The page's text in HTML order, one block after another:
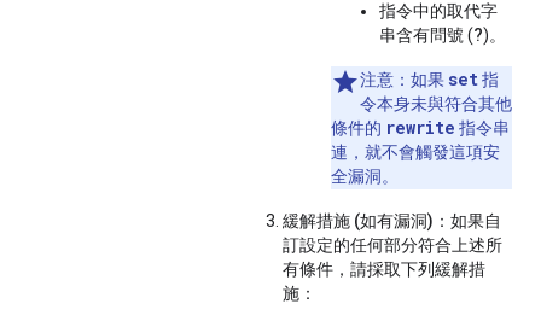
指令中的取代字
串含有問號 (?)。
注意： 如果 set指
令本身未與符合其他
條件的 rewrite 指令串
連，就不會觸發這項安
全漏洞。
緩解措施 (如有漏洞)： 如果自
訂設定的任何部分符合上述所
有條件，請採取下列緩解措
施：